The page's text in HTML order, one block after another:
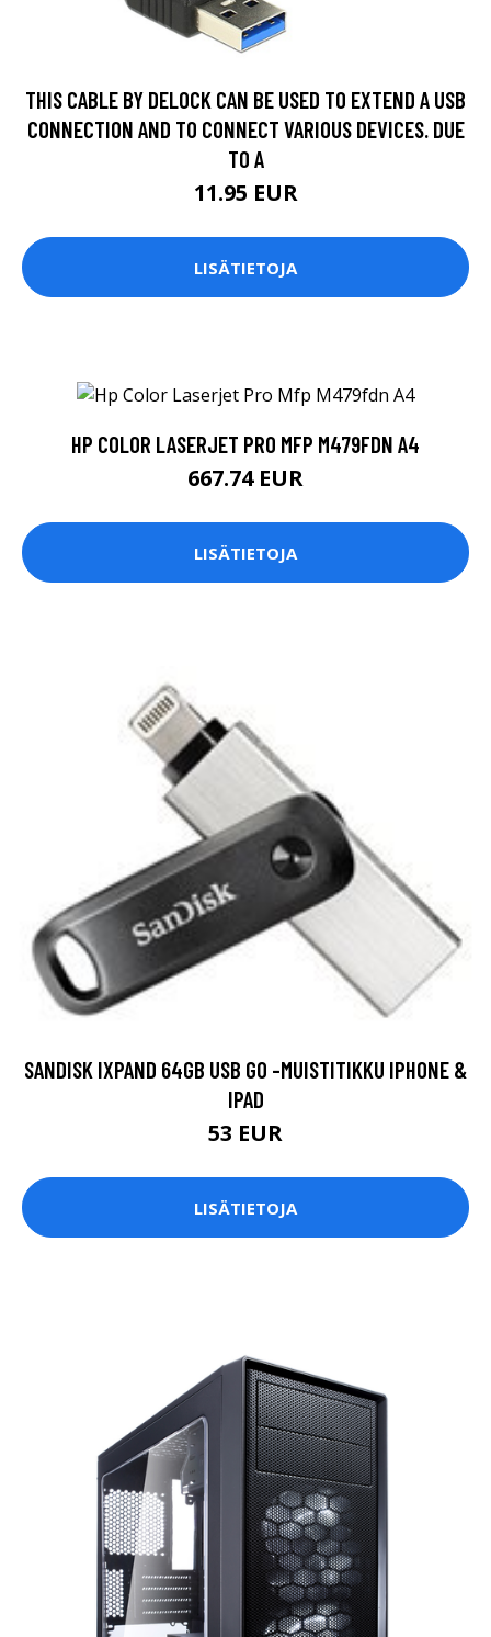
THIS CABLE BY DELOCK CAN BE USED TO EXTEND A USB
CONNECTION AND TO CONNECT VARIOUS DEVICES. DUE
TO A
11.95 EUR
LISÄTIETOJA
HP COLOR LASERJET PRO MFP M479FDN A4
667.74 EUR
LISÄTIETOJA
SANDISK IXPAND 64GB USB GO -MUISTITIKKU IPHONE &
IPAD
53 EUR
LISÄTIETOJA